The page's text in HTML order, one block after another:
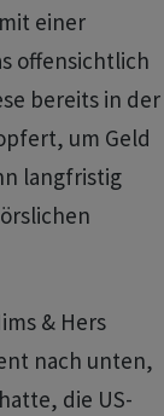
einer
offensichtlich
bereits in der
um Geld
langfristig
& Hers
nach unten,
die US-